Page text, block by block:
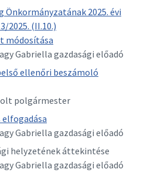
2025. évi
2025. (II.10.)
módosítása
Gabriella gazdasági előadó
ellenőri beszámoló
polgármester
elfogadása
Gabriella gazdasági előadó
helyzetének áttekintése
Gabriella gazdasági előadó